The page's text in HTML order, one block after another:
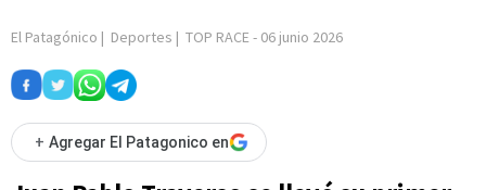
El Patagónico | Deportes | TOP RACE- 06 junio 2026
+ Agregar El Patagonico en